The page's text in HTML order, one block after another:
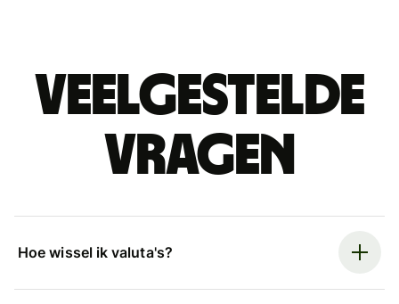
Veelgestelde
vragen
Hoe wissel ik valuta's?